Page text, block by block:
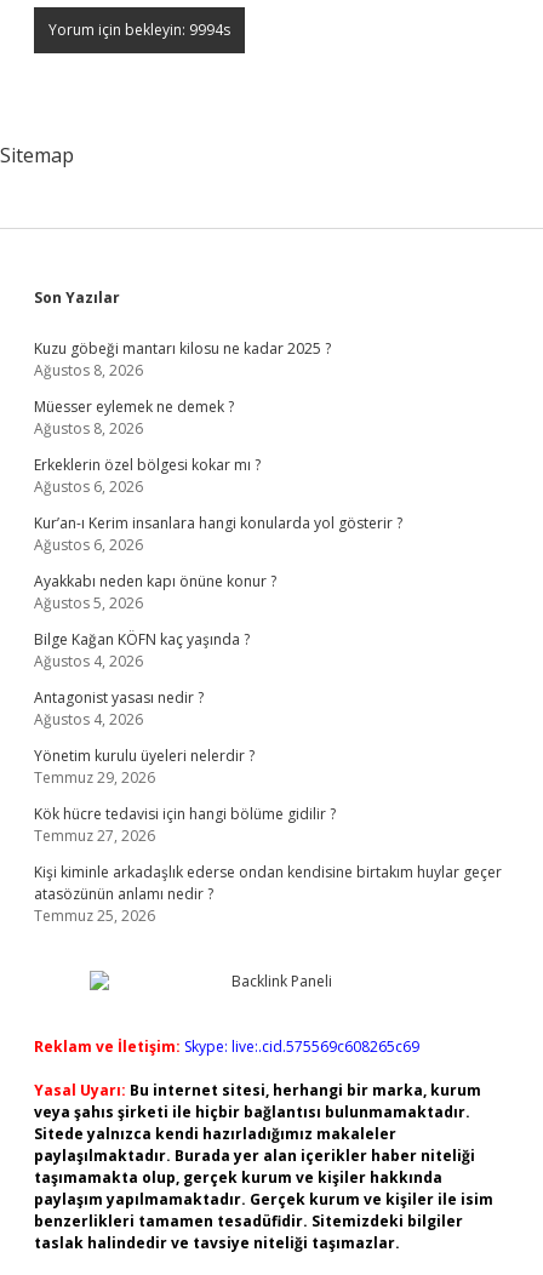
Sitemap
Sidebar
Son Yazılar
Kuzu göbeği mantarı kilosu ne kadar 2025 ?
Ağustos 8, 2026
Müesser eylemek ne demek ?
Ağustos 8, 2026
Erkeklerin özel bölgesi kokar mı ?
Ağustos 6, 2026
Kur’an-ı Kerim insanlara hangi konularda yol gösterir ?
Ağustos 6, 2026
Ayakkabı neden kapı önüne konur ?
Ağustos 5, 2026
Bilge Kağan KÖFN kaç yaşında ?
Ağustos 4, 2026
Antagonist yasası nedir ?
Ağustos 4, 2026
Yönetim kurulu üyeleri nelerdir ?
Temmuz 29, 2026
Kök hücre tedavisi için hangi bölüme gidilir ?
Temmuz 27, 2026
Kişi kiminle arkadaşlık ederse ondan kendisine birtakım huylar geçer
atasözünün anlamı nedir ?
Temmuz 25, 2026
Reklam ve İletişim: Skype: live:.cid.575569c608265c69
Yasal Uyarı: Bu internet sitesi, herhangi bir marka, kurum
veya şahıs şirketi ile hiçbir bağlantısı bulunmamaktadır.
Sitede yalnızca kendi hazırladığımız makaleler
paylaşılmaktadır. Burada yer alan içerikler haber niteliği
taşımamakta olup, gerçek kurum ve kişiler hakkında
paylaşım yapılmamaktadır. Gerçek kurum ve kişiler ile isim
benzerlikleri tamamen tesadüfidir. Sitemizdeki bilgiler
taslak halindedir ve tavsiye niteliği taşımazlar.